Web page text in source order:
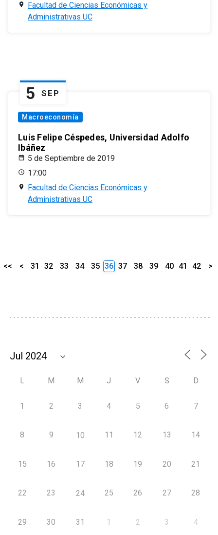
Facultad de Ciencias Económicas y
Administrativas UC
5 SEP
Macroeconomía
Luis Felipe Céspedes, Universidad Adolfo
Ibáñez
5 de Septiembre de 2019
17:00
Facultad de Ciencias Económicas y
Administrativas UC
<< < 31 32 33 34 35 36 37 38 39 40 41 42 >
L M M J V S D
1 2 3 4 5 6 7
8 9 10 11 12 13 14
15 16 17 18 19 20 21
22 23 24 25 26 27 28
29 30 31 1 2 3 4